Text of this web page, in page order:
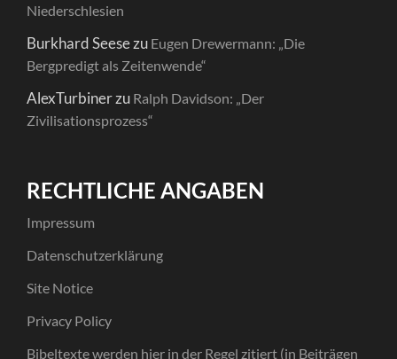
Niederschlesien
Burkhard Seesezu Eugen Drewermann: „Die
Bergpredigt als Zeitenwende“
AlexTurbinerzu Ralph Davidson: „Der
Zivilisationsprozess“
RECHTLICHE ANGABEN
Impressum
Datenschutzerklärung
Site Notice
Privacy Policy
Bibeltexte werden hier in der Regel zitiert (in Beiträgen